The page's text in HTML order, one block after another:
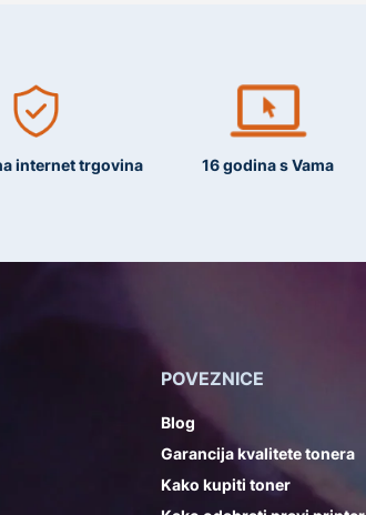
internet trgovina 16 godina s Vama
POVEZNICE
Blog
Garancija kvalitete tonera
Kako kupiti toner